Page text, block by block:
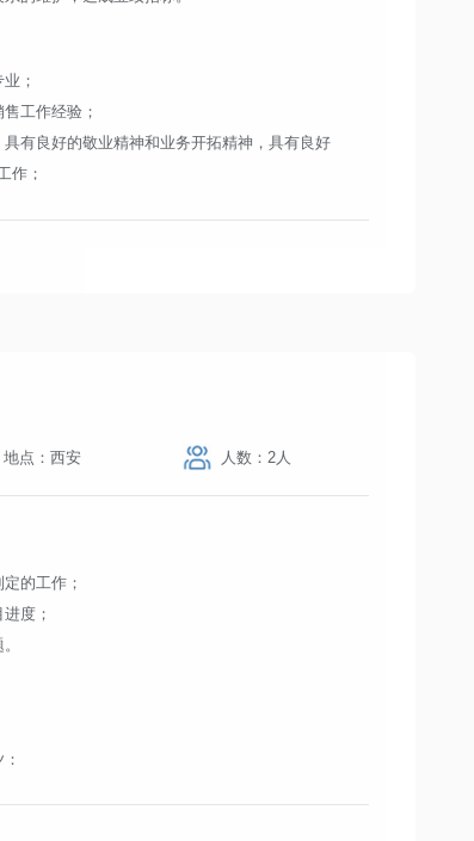
；
工作经验；
有良好的敬业精神和业务开拓精神，具有良好
作；
地点：西安 人数：2人
的工作；
度；